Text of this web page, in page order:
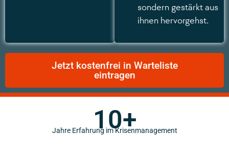
sondern gestärkt aus
ihnen hervorgehst.
Jetzt kostenfrei in Warteliste
eintragen
10+
Jahre Erfahrung im Krisenmanagement